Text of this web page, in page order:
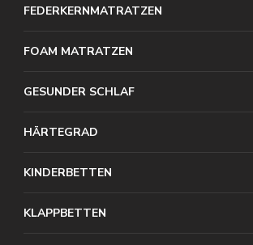
FEDERKERNMATRATZEN
FOAM MATRATZEN
GESUNDER SCHLAF
HÄRTEGRAD
KINDERBETTEN
KLAPPBETTEN